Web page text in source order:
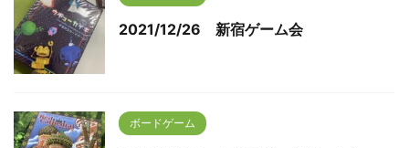
2021/12/26 新宿ゲーム会
ボードゲーム